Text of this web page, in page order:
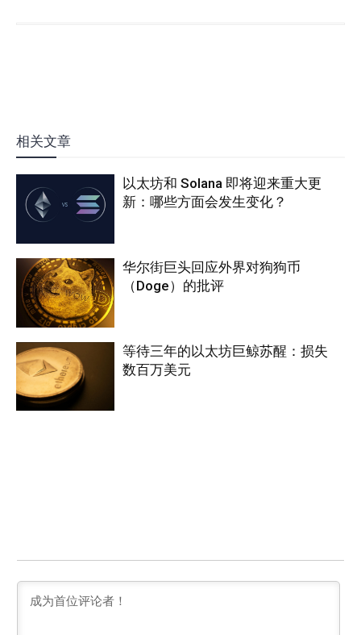
相关文章
以太坊和 Solana 即将迎来重大更
新：哪些方面会发生变化？
华尔街巨头回应外界对狗狗币
（Doge）的批评
等待三年的以太坊巨鲸苏醒：损失
数百万美元